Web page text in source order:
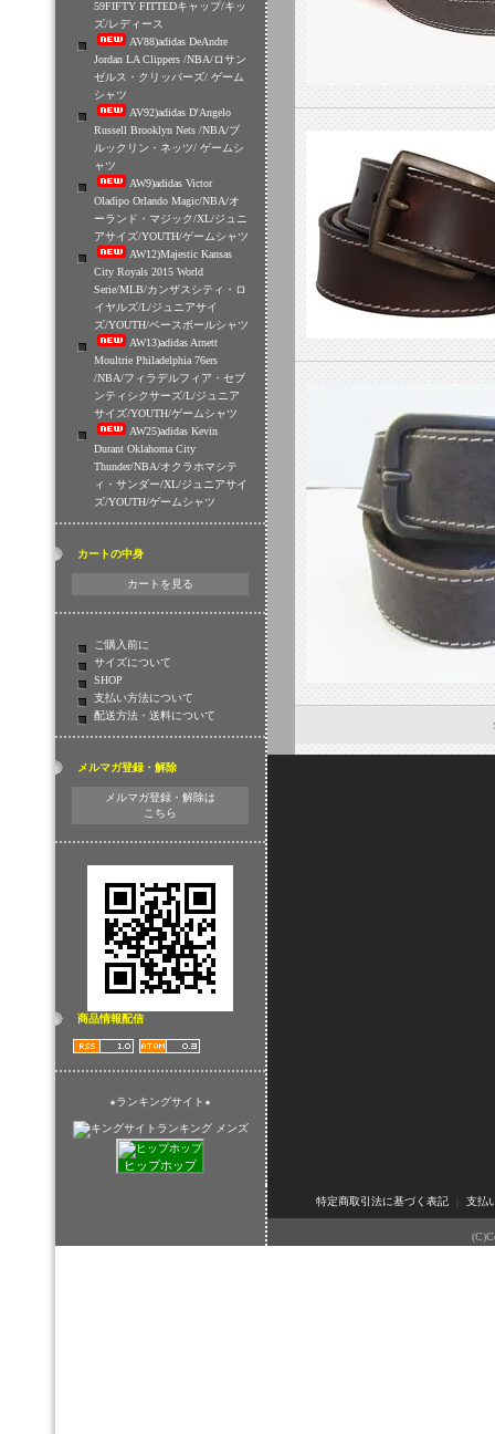
59FIFTY FITTEDキャップ/キッ
ズ/レディース
AV88)adidas DeAndre
Jordan LA Clippers /NBA/ロサン
ゼルス・クリッパーズ/ ゲーム
シャツ
AV92)adidas D'Angelo
Russell Brooklyn Nets /NBA/ブ
ルックリン・ネッツ/ ゲームシ
ャツ
AW9)adidas Victor
Oladipo Orlando Magic/NBA/オ
ーランド・マジック/XL/ジュニ
アサイズ/YOUTH/ゲームシャツ
AW12)Majestic Kansas
City Royals 2015 World
Serie/MLB/カンザスシティ・ロ
イヤルズ/L/ジュニアサイ
ズ/YOUTH/ベースボールシャツ
AW13)adidas Arnett
Moultrie Philadelphia 76ers
/NBA/フィラデルフィア・セブ
ンティシクサーズ/L/ジュニア
サイズ/YOUTH/ゲームシャツ
AW25)adidas Kevin
Durant Oklahoma City
Thunder/NBA/オクラホマシテ
ィ・サンダー/XL/ジュニアサイ
ズ/YOUTH/ゲームシャツ
カートの中身
カートを見る
ご購入前に
サイズについて
SHOP
支払い方法について
配送方法・送料について
メルマガ登録・解除
メルマガ登録・解除は
こちら
商品情報配信
★ランキングサイト★
ヒップホップ
特定商取引法に基づく表記｜ 支払